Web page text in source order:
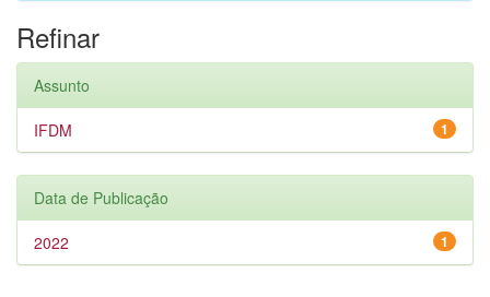
Refinar
Assunto
1
IFDM
Data de Publicação
1
2022